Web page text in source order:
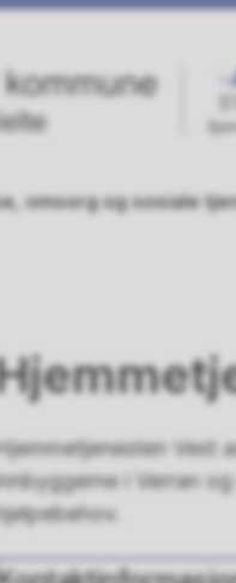
omsorg og sosiale
Vest
i Verran